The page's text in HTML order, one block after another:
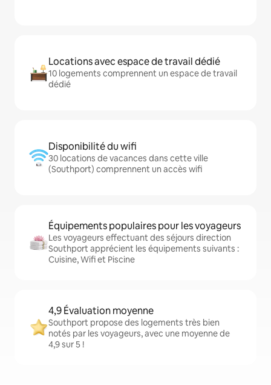
Locations avec espace de travail dédié
10 logements comprennent un espace de travail
dédié
Disponibilité du wifi
30 locations de vacances dans cette ville
(Southport) comprennent un accès wifi
Équipements populaires pour les voyageurs
Les voyageurs effectuant des séjours direction
Southport apprécient les équipements suivants :
Cuisine, Wifi et Piscine
4,9 Évaluation moyenne
Southport propose des logements très bien
notés par les voyageurs, avec une moyenne de
4,9 sur 5 !